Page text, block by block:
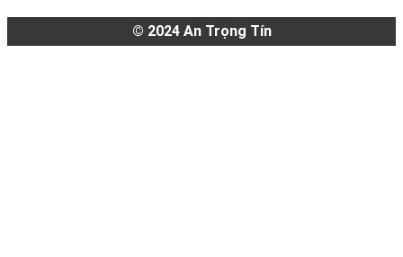
© 2024 An Trọng Tín